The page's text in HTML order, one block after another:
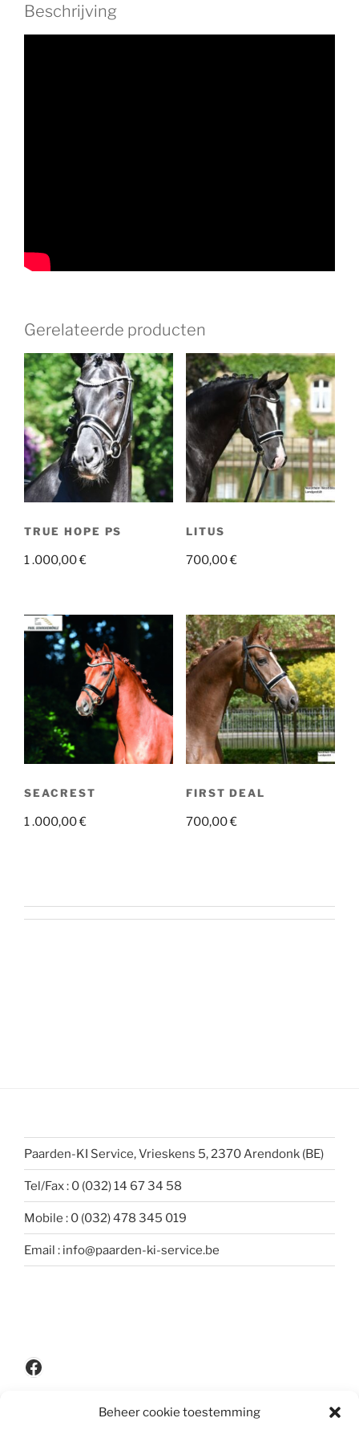
Beheer cookie toestemming
Beschrijving
Gerelateerde producten
TRUE HOPE PS
1 .000,00€
LITUS
700,00€
SEACREST
1 .000,00€
FIRST DEAL
700,00€
Paarden-KI Service, Vrieskens 5, 2370 Arendonk (BE)
Tel/Fax : 0 (032) 14 67 34 58
Mobile : 0 (032) 478 345 019
Email : info@paarden-ki-service.be
Facebook